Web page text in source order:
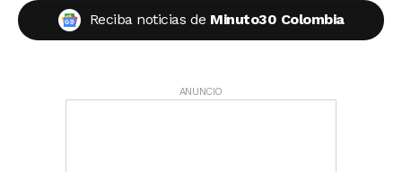
Reciba noticias de Minuto30 Colombia
ANUNCIO